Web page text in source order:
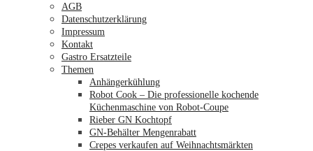
AGB
Datenschutzerklärung
Impressum
Kontakt
Gastro Ersatzteile
Themen
Anhängerkühlung
Robot Cook – Die professionelle kochende
Küchenmaschine von Robot-Coupe
Rieber GN Kochtopf
GN-Behälter Mengenrabatt
Crepes verkaufen auf Weihnachtsmärkten